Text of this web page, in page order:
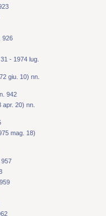
926
- 1974 lug.
giu. 10) nn.
942
20) nn.
mag. 18)
957